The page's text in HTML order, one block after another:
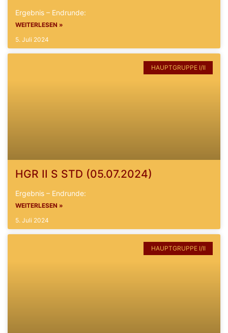
Ergebnis – Endrunde:
WEITERLESEN »
5. Juli 2024
HAUPTGRUPPE I/II
HGR II S STD (05.07.2024)
Ergebnis – Endrunde:
WEITERLESEN »
5. Juli 2024
HAUPTGRUPPE I/II